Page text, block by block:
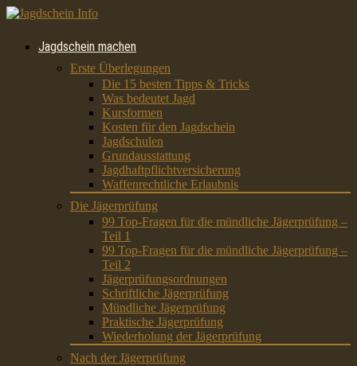
Jagdschein machen
Erste Überlegungen
Die 15 besten Tipps & Tricks
Was bedeutet Jagd
Kursformen
Kosten für den Jagdschein
Jagdschulen
Grundausstattung
Jagdhaftpflichtversicherung
Waffenrechtliche Erlaubnis
Die Jägerprüfung
99 Top-Fragen für die mündliche Jägerprüfung –
Teil 1
99 Top-Fragen für die mündliche Jägerprüfung –
Teil 2
Jägerprüfungsordnungen
Schriftliche Jägerprüfung
Mündliche Jägerprüfung
Praktische Jägerprüfung
Wiederholung der Jägerprüfung
Nach der Jägerprüfung